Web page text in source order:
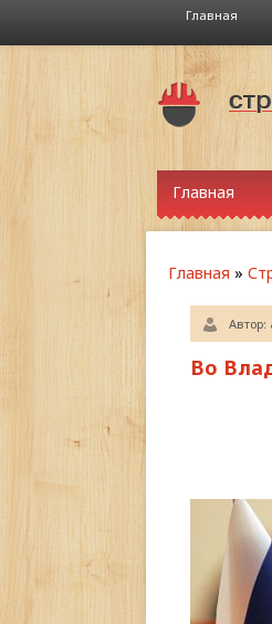
Главная
Главная
Главная »
Автор:
Во